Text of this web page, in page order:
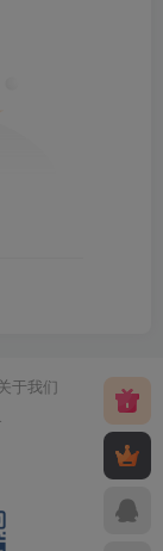
于我们
·